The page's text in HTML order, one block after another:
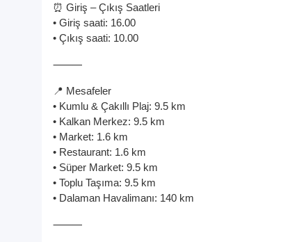
⏰ Giriş – Çıkış Saatleri
• Giriş saati: 16.00
• Çıkış saati: 10.00
⸻
📍 Mesafeler
• Kumlu & Çakıllı Plaj: 9.5 km
• Kalkan Merkez: 9.5 km
• Market: 1.6 km
• Restaurant: 1.6 km
• Süper Market: 9.5 km
• Toplu Taşıma: 9.5 km
• Dalaman Havalimanı: 140 km
⸻